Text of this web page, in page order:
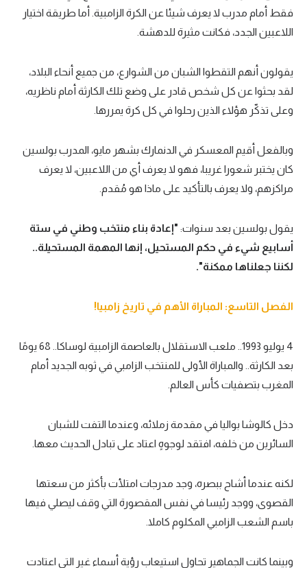
فقط أمام مدرب لا يعرف شيئا عن الكرة الزامبية. أما طريقة اختيار
اللاعبين الجدد، فكانت مثيرة للدهشة.
يقولون أنهم التقطوا الشبان من الشوارع، من جميع أنحاء البلاد،
لقد بحثوا عن كل شخص قادر على وضع تلك الكارثة أمام ناظريه،
وعلى تذكّر هؤلاء الذين رحلوا في كل كرة يمررها.
وبالفعل أقيم المعسكر في الدنمارك بشهر مايو، المدرب بولسين
كان يختبر شعورا غريبا، فهو لا يعرف أي من اللاعبين، لا يعرف
مراكزهم، ولا يعرف بالتأكيد على ماذا هو مُقدم.
يقول بولسين بعد سنوات: "إعادة بناء منتخب وطني في ستة
أسابيع شيء في حكم المستحيل، إنها المهمة المستحيلة..
لكننا جعلناها ممكنة".
الفصل التاسع: المباراة الأهم في تاريخ زامبيا!
4 يوليو 1993.. ملعب الاستقلال بالعاصمة الزامبية لوساكا.. 68 يومًا
بعد الكارثة.. والمباراة الأولى للمنتخب الزامبي في ثوبه الجديد أمام
المغرب بتصفيات كأس العالم.
دخل كالوشا بواليا في مقدمة زملائه، وعندما التفت للشبان
السائرين من خلفه، افتقد لوجوهٍ اعتاد على تبادل الحديث معها.
لكنه عندما أشاح ببصره، وجد مدرجات امتلأت بأكثر من سعتها
القصوى، ووجد رئيسا في نفس المقصورة التي وقف ليصلي فيها
باسم الشعب الزامبي المكلوم كاملا.
وبينما كانت الجماهير تحاول استيعاب رؤية أسماء غير التي اعتادت